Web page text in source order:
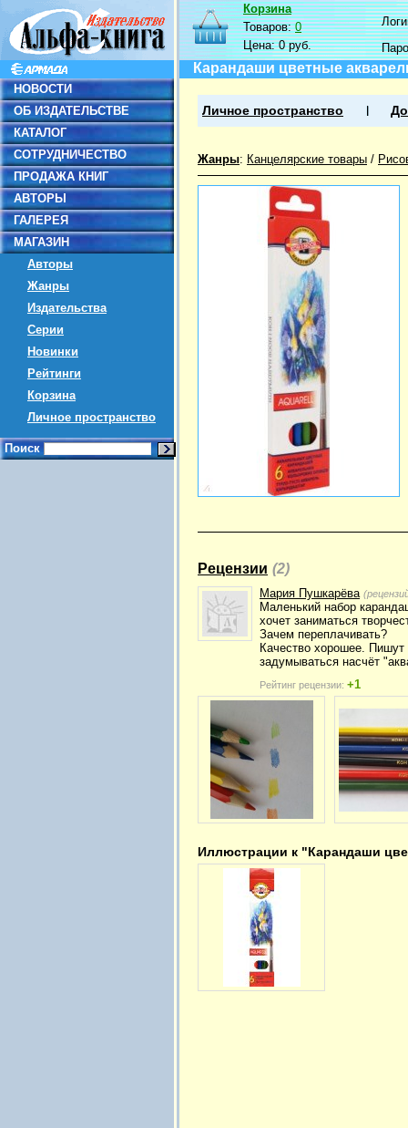
НОВОСТИ
ОБ ИЗДАТЕЛЬСТВЕ
КАТАЛОГ
СОТРУДНИЧЕСТВО
ПРОДАЖА КНИГ
АВТОРЫ
ГАЛЕРЕЯ
МАГАЗИН
Авторы
Жанры
Издательства
Серии
Новинки
Рейтинги
Корзина
Личное пространство
Поиск
Корзина
Товаров:0
Цена:0 руб.
Карандаши цветные
Личное пространство
Жанры: Канцелярские товары /
Рецензии (2)
Мария Пушкарёва
Маленький набор
хочет заниматься
Зачем переплачивать?
Качество хорошее. Пишут
задумываться насчёт
Рейтинг рецензии: +1
Иллюстрации к "Карандаши